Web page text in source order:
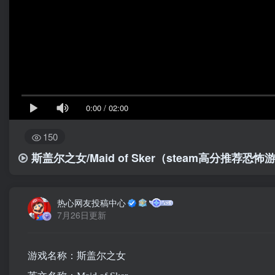
0:00 / 02:00
150
斯盖尔之女/Maid of Sker（steam高分推荐恐怖游
热心网友投稿中心
7月26日更新
游戏名称：斯盖尔之女